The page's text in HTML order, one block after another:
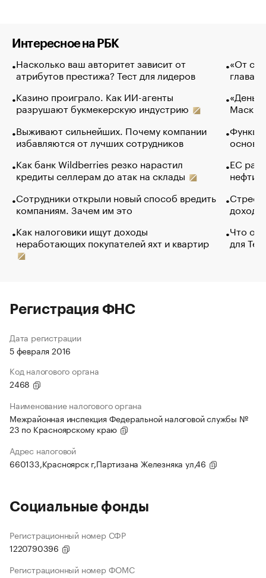
Интересное на РБК
Насколько ваш авторитет зависит от
атрибутов престижа? Тест для лидеров
Казино проиграло. Как ИИ-агенты
разрушают букмекерскую индустрию
Выживают сильнейших. Почему компании
избавляются от лучших сотрудников
Как банк Wildberries резко нарастил
кредиты селлерам до атак на склады
Сотрудники открыли новый способ вредить
компаниям. Зачем им это
Как налоговики ищут доходы
неработающих покупателей яхт и квартир
«От
глава
Маск в
основ
ЕС
нефти
Что
для
Регистрация ФНС
Дата регистрации
5 февраля 2016
Код налогового органа
2468
Наименование налогового органа
Межрайонная инспекция Федеральной налоговой службы №
23 по Красноярскому краю
Адрес налоговой
660133,Красноярск г,Партизана Железняка ул,46
Социальные фонды
Регистрационный номер СФР
1220790396
Регистрационный номер ФОМС